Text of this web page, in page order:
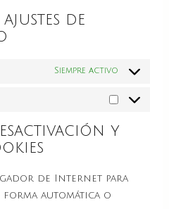
ajustes de
Siempre activo
y
de Internet para
automática o